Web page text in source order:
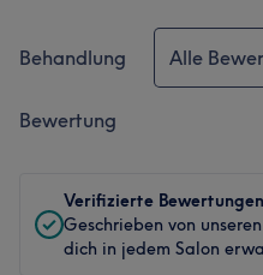
Behandlung Alle
Bewertung
Verifizierte Bewertungen
Geschrieben von
dich in jedem Salon